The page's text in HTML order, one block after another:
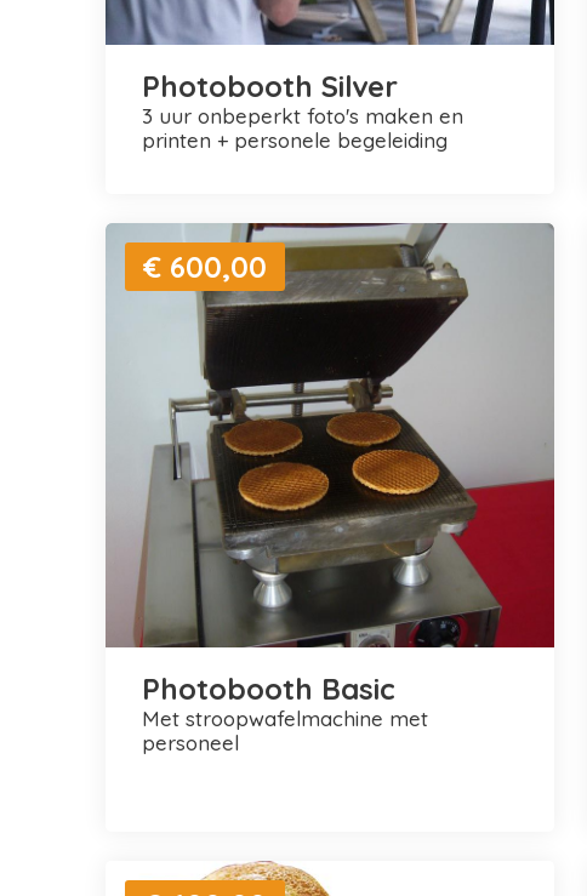
Photobooth Silver
3 uur onbeperkt foto's maken en
printen + personele begeleiding
€ 600,00
Photobooth Basic
met stroopwafelmachine met
personeel